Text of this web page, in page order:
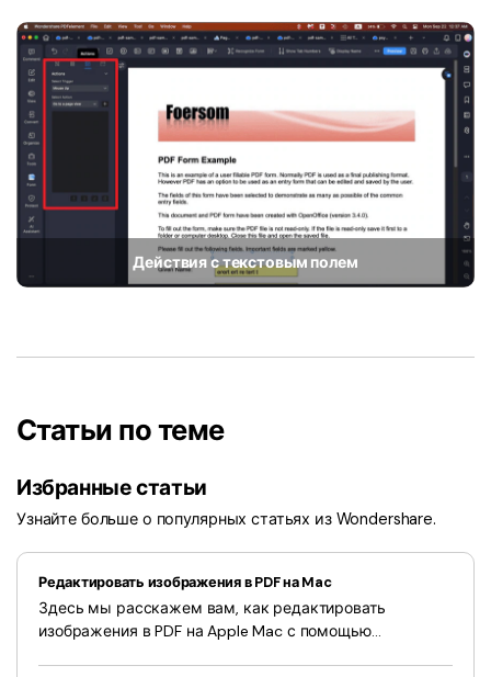
Действия с текстовым полем
Статьи по теме
Избранные статьи
Узнайте больше о популярных статьях из Wondershare.
Редактировать изображения в PDF на Mac
Здесь мы расскажем вам, как редактировать
изображения в PDF на Apple Mac с помощью